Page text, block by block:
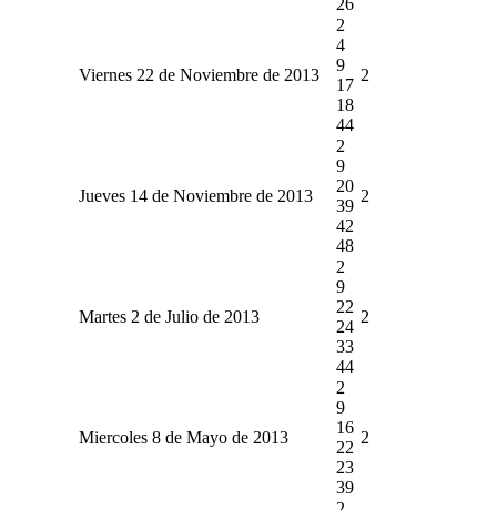
Viernes 22 de Noviembre de 2013
2
4
9
17
18
44
2
Jueves 14 de Noviembre de 2013
2
9
20
39
42
48
2
Martes 2 de Julio de 2013
2
9
22
24
33
44
2
Miercoles 8 de Mayo de 2013
2
9
16
22
23
39
2